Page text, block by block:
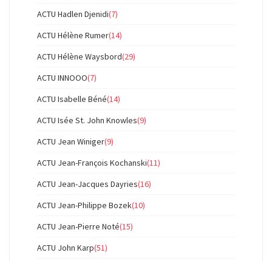
ACTU Hadlen Djenidi(7)
ACTU Hélène Rumer(14)
ACTU Hélène Waysbord(29)
ACTU INNOOO(7)
ACTU Isabelle Béné(14)
ACTU Isée St. John Knowles(9)
ACTU Jean Winiger(9)
ACTU Jean-François Kochanski(11)
ACTU Jean-Jacques Dayries(16)
ACTU Jean-Philippe Bozek(10)
ACTU Jean-Pierre Noté(15)
ACTU John Karp(51)